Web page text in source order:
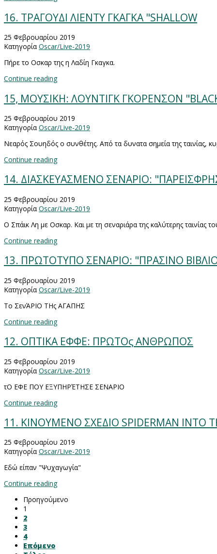
16. ΤΡΑΓΟΥΔΙ ΛΙΕΝΤΥ ΓΚΑΓΚΑ "SHALLOW
25 Φεβρουαρίου 2019
Κατηγορία Oscar/Live-2019
Πήρε το Οσκαρ της η Λαδίη Γκαγκα.
Continue reading
15, ΜΟΥΣΙΚΗ: ΛΟΥΝΤΙΓΚ ΓΚΟΡΕΝΣΟΝ
25 Φεβρουαρίου 2019
Κατηγορία Oscar/Live-2019
Νεαρός Σουηδός ο συνθέτης. Από τα δυνατα σημεία της ταινίας,
Continue reading
14. ΔΙΑΣΚΕΥΑΣΜΕΝΟ ΣΕΝΑΡΙΟ:
25 Φεβρουαρίου 2019
Κατηγορία Oscar/Live-2019
Ο Σπάικ Λη με Οσκαρ. Και με τη σεναριάρα της καλύτερης ταινίας
Continue reading
13. ΠΡΩΤΟΤΥΠΟ ΣΕΝΑΡΙΟ: "ΠΡΑΣΙΝΟ
25 Φεβρουαρίου 2019
Κατηγορία Oscar/Live-2019
Το ΣενΆΡΙΟ ΤΗς ΑΓΑΠΗΣ
Continue reading
12. ΟΠΤΙΚΑ ΕΦΦΕ: ΠΡΩΤΟς ΑΝΘΡΩΠΟΣ
25 Φεβρουαρίου 2019
Κατηγορία Oscar/Live-2019
τΟ ΕΦΕ ΠΟΥ ΕΞΥΠΗΡΈΤΗΣΕ ΣΕΝΑΡΙΟ
Continue reading
11. ΚΙΝΟΥΜΕΝΟ ΣΧΕΔΙΟ SPIDERMAN INTO
25 Φεβρουαρίου 2019
Κατηγορία Oscar/Live-2019
Εδώ είπαν "Ψυχαγωγία"
Continue reading
Προηγούμενο
1
2
3
4
Επόμενο